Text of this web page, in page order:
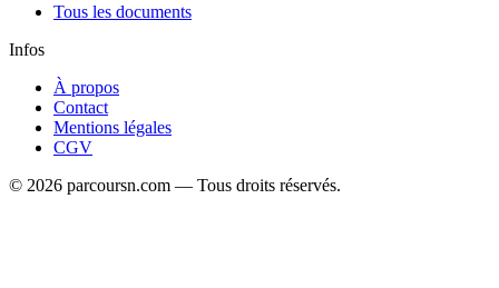
Tous les documents
Infos
À propos
Contact
Mentions légales
CGV
© 2026 parcoursn.com — Tous droits réservés.